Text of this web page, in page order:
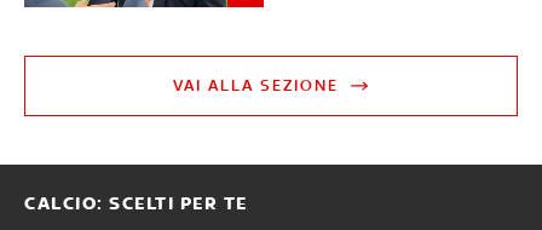
VAI ALLA SEZIONE
CALCIO: SCELTI PER TE